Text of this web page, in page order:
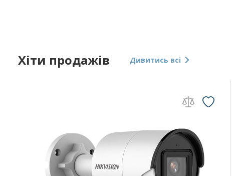
Хіти продажів Дивитись всі